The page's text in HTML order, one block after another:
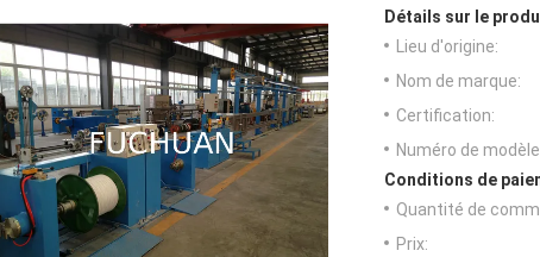
Détails sur le
Lieu d'origine:
Nom de marque:
Certification:
Numéro de
Conditions de
Quantité de
Prix: